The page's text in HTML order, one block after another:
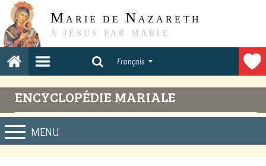
M ARIE DE N AZARETH
À JÉSUS PAR MARIE
Français
ENCYCLOPÉDIE MARIALE
MENU